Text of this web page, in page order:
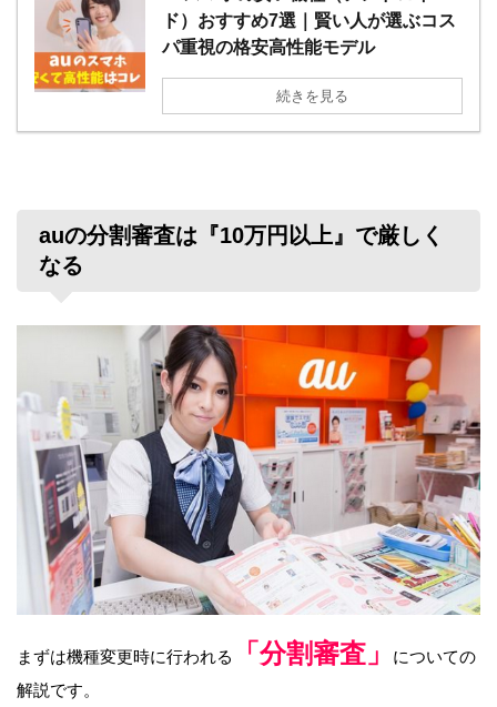
ド）おすすめ7選｜賢い人が選ぶコス
パ重視の格安高性能モデル
続きを見る
auの分割審査は『10万円以上』で厳しく
なる
まずは機種変更時に行われる 「分割審査」
についての
解説です。